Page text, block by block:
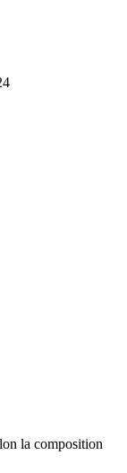
la composition